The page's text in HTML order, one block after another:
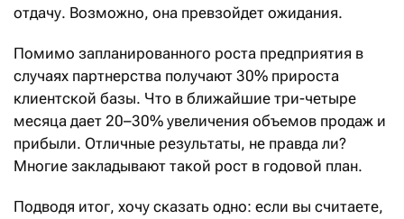
отдачу. Возможно, она превзойдет ожидания.
Помимо запланированного роста предприятия в
случаях партнерства получают 30% прироста
клиентской базы. Что в ближайшие три-четыре
месяца дает 20–30% увеличения объемов продаж и
прибыли. Отличные результаты, не правда ли?
Многие закладывают такой рост в годовой план.
Подводя итог, хочу сказать одно: если вы считаете,